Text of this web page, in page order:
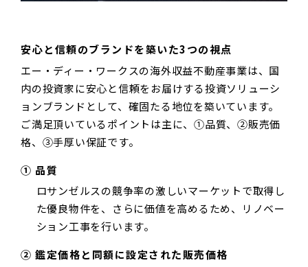
安心と信頼のブランドを築いた3つの視点
エー・ディー・ワークスの海外収益不動産事業は、国
内の投資家に安心と信頼をお届けする投資ソリューシ
ョンブランドとして、確固たる地位を築いています。
ご満足頂いているポイントは主に、①品質、②販売価
格、③手厚い保証です。
① 品質
ロサンゼルスの競争率の激しいマーケットで取得し
た優良物件を、さらに価値を高めるため、リノベー
ション工事を行います。
② 鑑定価格と同額に設定された販売価格